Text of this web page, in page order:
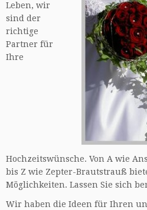
Leben, wir
sind der
richtige
Partner für
Ihre
Hochzeitswünsche. Von A wie
bis Z wie Zepter-Brautstrauß
Möglichkeiten. Lassen Sie sich
Wir haben die Ideen für Ihren